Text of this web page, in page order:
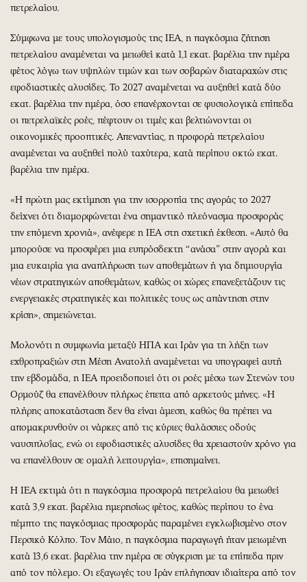
πετρελαίου.
Σύμφωνα με τους υπολογισμούς της ΙΕΑ, η παγκόσμια ζήτηση
πετρελαίου αναμένεται να μειωθεί κατά 1,1 εκατ. βαρέλια την ημέρα
φέτος λόγω των υψηλών τιμών και των σοβαρών διαταραχών στις
εφοδιαστικές αλυσίδες. Το 2027 αναμένεται να αυξηθεί κατά δύο
εκατ. βαρέλια την ημέρα, όσο επανέρχονται σε φυσιολογικά επίπεδα
οι πετρελαϊκές ροές, πέφτουν οι τιμές και βελτιώνονται οι
οικονομικές προοπτικές. Απεναντίας, η προφορά πετρελαίου
αναμένεται να αυξηθεί πολύ ταχύτερα, κατά περίπου οκτώ εκατ.
βαρέλια την ημέρα.
«Η πρώτη μας εκτίμηση για την ισορροπία της αγοράς το 2027
δείχνει ότι διαμορφώνεται ένα σημαντικό πλεόνασμα προσφοράς
την επόμενη χρονιά», ανέφερε η ΙΕΑ στη σχετική έκθεση. «Αυτό θα
μπορούσε να προσφέρει μια ευπρόσδεκτη “ανάσα” στην αγορά και
μια ευκαιρία για αναπλήρωση των αποθεμάτων ή για δημιουργία
νέων στρατηγικών αποθεμάτων, καθώς οι χώρες επανεξετάζουν τις
ενεργειακές στρατηγικές και πολιτικές τους ως απάντηση στην
κρίση», σημειώνεται.
Μολονότι η συμφωνία μεταξύ ΗΠΑ και Ιράν για τη λήξη των
εχθροπραξιών στη Μέση Ανατολή αναμένεται να υπογραφεί αυτή
την εβδομάδα, η ΙΕΑ προειδοποιεί ότι οι ροές μέσω των Στενών του
Ορμούζ θα επανέλθουν πλήρως έπειτα από αρκετούς μήνες. «Η
πλήρης αποκατάσταση δεν θα είναι άμεση, καθώς θα πρέπει να
απομακρυνθούν οι νάρκες από τις κύριες θαλάσσιες οδούς
ναυσιπλοΐας, ενώ οι εφοδιαστικές αλυσίδες θα χρειαστούν χρόνο για
να επανέλθουν σε ομαλή λειτουργία», επισημαίνει.
Η ΙΕΑ εκτιμά ότι η παγκόσμια προσφορά πετρελαίου θα μειωθεί
κατά 3,9 εκατ. βαρέλια ημερησίως φέτος, καθώς περίπου το ένα
πέμπτο της παγκόσμιας προσφοράς παραμένει εγκλωβισμένο στον
Περσικό Κόλπο. Τον Μάιο, η παγκόσμια παραγωγή ήταν μειωμένη
κατά 13,6 εκατ. βαρέλια την ημέρα σε σύγκριση με τα επίπεδα πριν
από τον πόλεμο. Οι εξαγωγές του Ιράν επλήγησαν ιδιαίτερα από τον